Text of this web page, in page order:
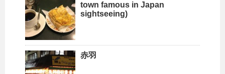
town famous in Japan
sightseeing)
赤羽